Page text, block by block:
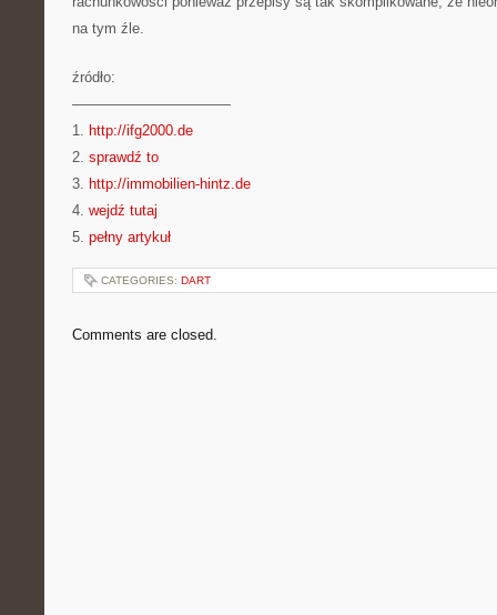
na tym źle.
źródło:
———————————
1. http://ifg2000.de
2. sprawdź to
3. http://immobilien-hintz.de
4. wejdź tutaj
5. pełny artykuł
CATEGORIES: DART
Comments are closed.